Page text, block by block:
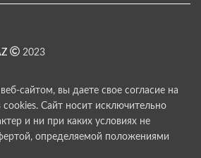
2023
сайтом, вы даете свое согласие на
cookies. Сайт носит исключительно
и ни при каких условиях не
определяемой положениями